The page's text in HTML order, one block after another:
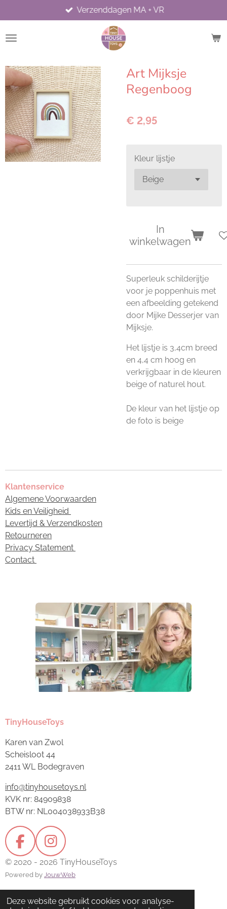
Deze website gebruikt cookies voor analyse-
direct
naar
Verzenddagen MA + VR
Art Mijksje
Regenboog
€ 2,95
Kleur lijstje
In
winkelwagen
Superleuk schilderijtje
voor je poppenhuis met
een afbeelding getekend
door Mijke Desserjer van
Mijksje.
Het lijstje is 3,4cm breed
en 4,4 cm hoog en
verkrijgbaar in de kleuren
beige of naturel hout.
De kleur van het lijstje op
de foto is beige
Klantenservice
Algemene Voorwaarden
Kids en Veiligheid
Levertijd & Verzendkosten
Retourneren
Privacy Statement
Contact
TinyHouseToys
Karen van Zwol
Scheisloot 44
2411 WL Bodegraven
info@tinyhousetoys.nl
KVK nr: 84909838
BTW nr: NL004038933B38
F
a
c
e
b
I
n
s
t
a
© 2020 - 2026 TinyHouseToys
Powered by JouwWeb